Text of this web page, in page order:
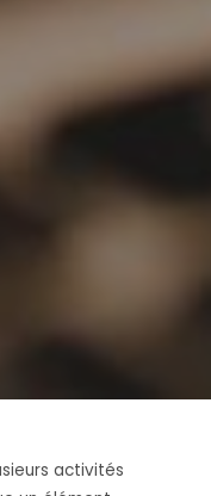
activités